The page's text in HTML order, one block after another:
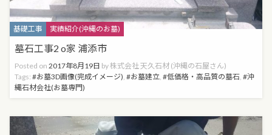
Categories
基礎工事 実績紹介(沖縄のお墓)
墓石工事2 o家 浦添市
Posted on 2017年8月19日 by株式会社 天久石材 (沖縄の石屋さん)
Tags:
お墓3D画像(完成イメージ), お墓建立, 低価格・高品質の墓石,
沖
縄石材会社(お墓専門)